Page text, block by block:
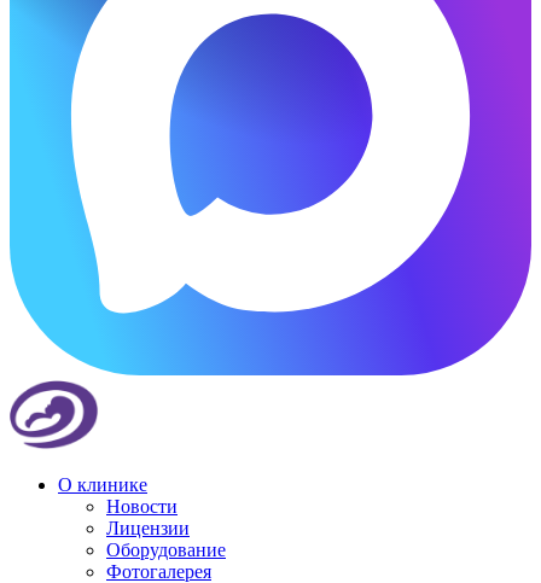
О клинике
Новости
Лицензии
Оборудование
Фотогалерея